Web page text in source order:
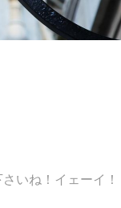
いね！イェーイ！